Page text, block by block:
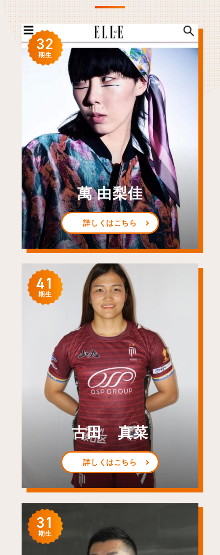
32
期生
萬 由梨佳
詳しくはこちら
41
期生
古田 真菜
詳しくはこちら
31
期生